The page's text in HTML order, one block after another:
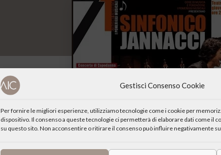
Gestisci Consenso Cookie
Per fornire le migliori esperienze, utilizziamo tecnologie come i cookie per
dispositivo. Il consenso a queste tecnologie ci permetterà di elaborare dati come il
su questo sito. Non acconsentire o ritirare il consenso può influire negativamente